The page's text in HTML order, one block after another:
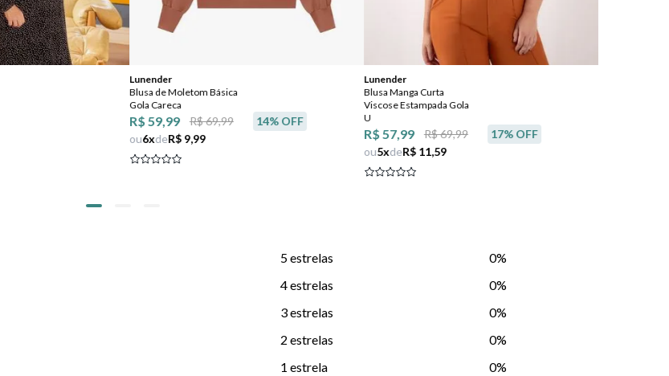
Lunender
Blusa de Moletom Básica
Gola Careca
R$ 59,99 R$ 69,99 14% OFF
ou6xdeR$ 9,99
Lunender
Blusa Manga Curta
Viscose Estampada Gola
U
R$ 57,99 R$ 69,99 17% OFF
ou5xdeR$ 11,59
5 estrelas
0%
4 estrelas
0%
3 estrelas
0%
2 estrelas
0%
1 estrela
0%